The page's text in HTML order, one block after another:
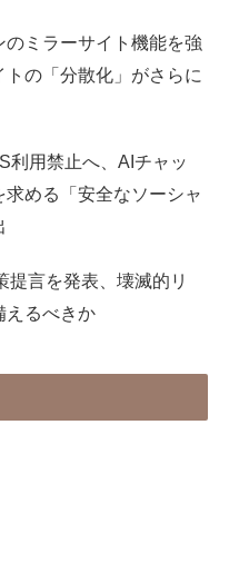
ミラーサイト機能を強
の「分散化」がさらに
利用禁止へ、AIチャッ
求める「安全なソーシャ
提言を発表、壊滅的リ
えるべきか